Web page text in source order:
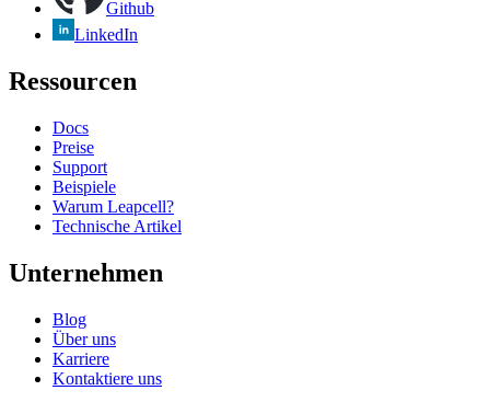
Github
LinkedIn
Ressourcen
Docs
Preise
Support
Beispiele
Warum Leapcell?
Technische Artikel
Unternehmen
Blog
Über uns
Karriere
Kontaktiere uns